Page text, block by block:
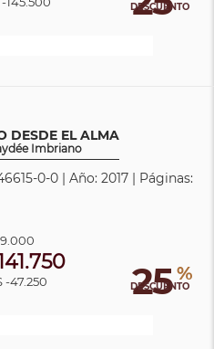
DESCUENTO
DESDE EL ALMA
Imbriano
0-0 | Año: 2017 | Páginas:
25 %
DESCUENTO
-47.250